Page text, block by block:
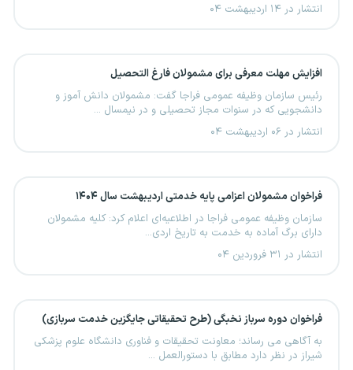
انتشار در ۱۴ اردیبهشت ۰۴
افزایش مهلت معرفی برای مشمولان فارغ التحصیل
رئیس سازمان وظیفه عمومی فراجا گفت: مشمولان دانش آموز و
دانشجویی که در سنوات مجاز تحصیلی و در نیمسال ...
انتشار در ۰۶ اردیبهشت ۰۴
فراخوان مشمولان اعزامی پایه خدمتی اردیبهشت سال ۱۴۰۴
سازمان وظیفه عمومی فراجا در اطلاعیه‌ای اعلام کرد: کلیه مشمولان
دارای برگ آماده به خدمت به تاریخ اردی...
انتشار در ۳۱ فروردین ۰۴
فراخوان دوره سرباز نخبگی (طرح تحقیقاتی جایگزین خدمت سربازی)
به آگاهی می رساند؛ معاونت تحقیقات و فناوری دانشگاه علوم پزشکی
شیراز در نظر دارد مطابق با دستورالعمل ...